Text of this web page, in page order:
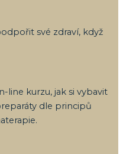
své zdraví, když
line kurzu, jak si vybavit
dle principů